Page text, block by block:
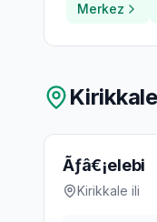
Merkez
Kirikkale
Ãƒâ€¡elebi
Kirikkale ili